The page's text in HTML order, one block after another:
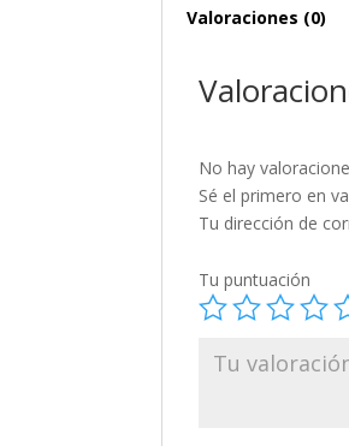
Valoraciones (0)
No hay
Sé el primero en
Tu dirección de
Tu puntuación